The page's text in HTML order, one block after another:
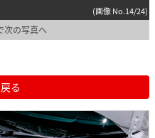
(画像 No.14/24)
次の写真へ
る